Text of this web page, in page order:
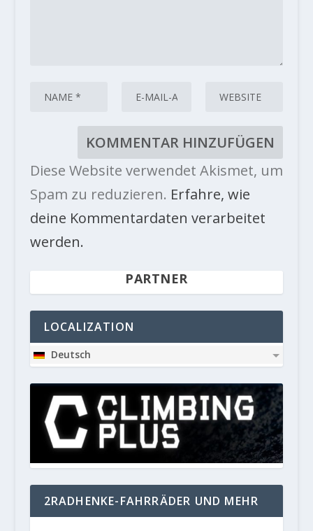
Diese Website verwendet Akismet, um
Spam zu reduzieren. Erfahre, wie
deine Kommentardaten verarbeitet
werden.
PARTNER
LOCALIZATION
Deutsch
2RADHENKE-FAHRRÄDER UND MEHR